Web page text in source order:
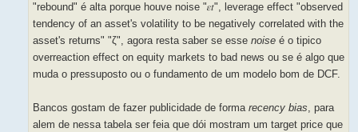
"rebound" é alta porque houve noise "𝜀𝑡", leverage effect "observed
tendency of an asset's volatility to be negatively correlated with the
asset's returns" "ζ", agora resta saber se esse noise é o tipico
overreaction effect on equity markets to bad news ou se é algo que
muda o pressuposto ou o fundamento de um modelo bom de DCF.
Bancos gostam de fazer publicidade de forma recency bias, para
alem de nessa tabela ser feia que dói mostram um target price que